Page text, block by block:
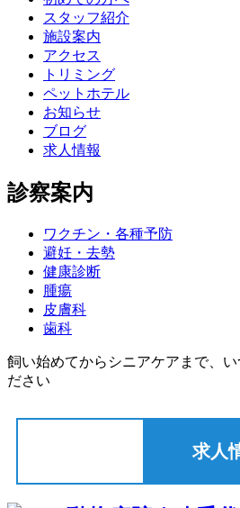
スタッフ紹介
施設案内
アクセス
トリミング
ペットホテル
お知らせ
ブログ
求人情報
診察案内
ワクチン・各種予防
避妊・去勢
健康診断
腫瘍
皮膚科
歯科
飼い始めてからシニアケアまで、
ださい
求人